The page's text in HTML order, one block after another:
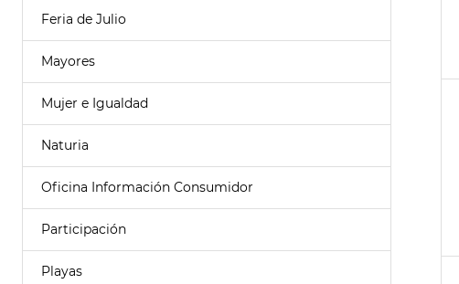
Feria de Julio
Mayores
Mujer e Igualdad
Naturia
Oficina Información Consumidor
Participación
Playas